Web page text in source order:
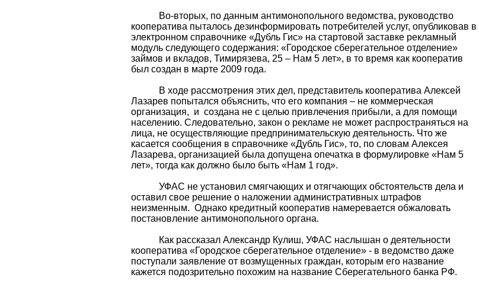
Во-вторых, по данным антимонопольного ведомства, руководство
кооператива пыталось дезинформировать потребителей услуг, опубликовав в
электронном справочнике «Дубль Гис» на стартовой заставке рекламный
модуль следующего содержания: «Городское сберегательное отделение»
займов и вкладов, Тимирязева, 25 – Нам 5 лет», в то время как кооператив
был создан в марте 2009 года.
В ходе рассмотрения этих дел, представитель кооператива Алексей
Лазарев попытался объяснить, что его компания – не коммерческая
организация, и создана не с целью привлечения прибыли, а для помощи
населению. Следовательно, закон о рекламе не может распространяться на
лица, не осуществляющие предпринимательскую деятельность. Что же
касается сообщения в справочнике «Дубль Гис», то, по словам Алексея
Лазарева, организацией была допущена опечатка в формулировке «Нам 5
лет», тогда как должно было быть «Нам 1 год».
УФАС не установил смягчающих и отягчающих обстоятельств дела и
оставил свое решение о наложении административных штрафов
неизменным. Однако кредитный кооператив намеревается обжаловать
постановление антимонопольного органа.
Как рассказал Александр Кулиш, УФАС наслышан о деятельности
кооператива «Городское сберегательное отделение» - в ведомство даже
поступали заявление от возмущенных граждан, которым его название
кажется подозрительно похожим на название Сберегательного банка РФ.